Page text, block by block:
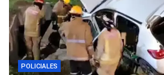
POLICIALES